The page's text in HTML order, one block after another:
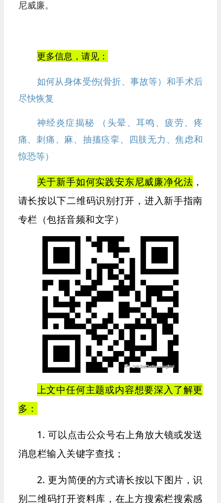
尼威廉。
更多信息，请见：
如何从身体受伤(骨折、事故等）和手术后
尽快恢复
神经炎症揭秘 （头晕、耳鸣、疲劳、疼
痛、刺痛、麻、抽搐痉挛、四肢无力、焦虑和
惊恐等）
关于新手如何实践安东尼威廉净化法 ，
请长按以下二维码识别打开，进入新手指南
专栏（包括音频和文字）
上文中任何主题或内容想要深入了解更
多：
1. 可以点击公众号右上角放大镜或发送
消息栏输入关键字查找；
2. 更为简便的方式请长按以下图片，识
别二维码打开资料库，在上方搜索栏搜索感